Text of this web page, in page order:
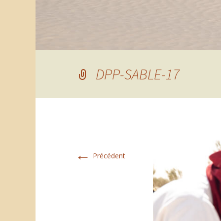
DPP-SABLE-17
← Précédent